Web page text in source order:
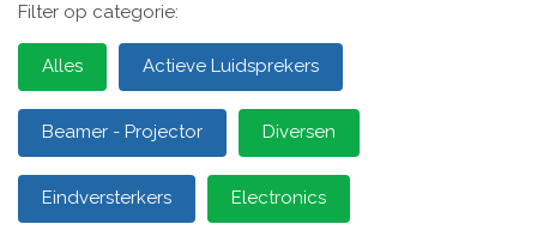
Filter op categorie:
Alles Actieve Luidsprekers
Beamer - Projector Diversen
Eindversterkers Electronics